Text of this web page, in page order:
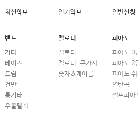
최신악보 인기악보 일반신청
밴드
기타
베이스
드럼
건반
통기타
우쿨렐레
멜로디
멜로디
멜로디-큰가사
숫자&계이름
피아노
피아노 3
피아노 2
피아노
연탄곡
셀프피아